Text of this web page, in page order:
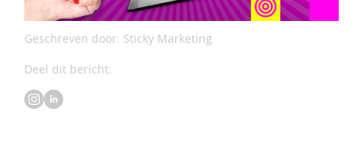
Geschreven door: Sticky Marketing
Deel dit bericht: